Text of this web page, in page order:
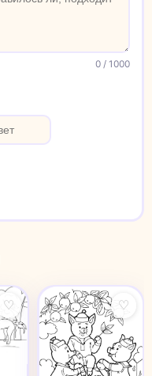
0/ 1000
♡ ♡